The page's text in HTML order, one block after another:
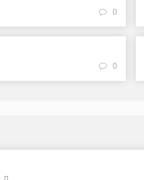
0
0